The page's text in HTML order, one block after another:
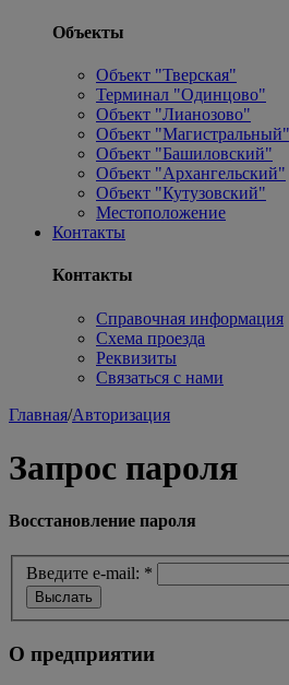
Объекты
Объект "Тверская"
Терминал "Одинцово"
Объект "Лианозово"
Объект "Магистральный"
Объект "Башиловский"
Объект "Архангельский"
Объект "Кутузовский"
Местоположение
Контакты
Контакты
Справочная информация
Схема проезда
Реквизиты
Связаться с нами
Главная/Авторизация
Запрос пароля
Восстановление пароля
Введите e-mail: *
О предприятии